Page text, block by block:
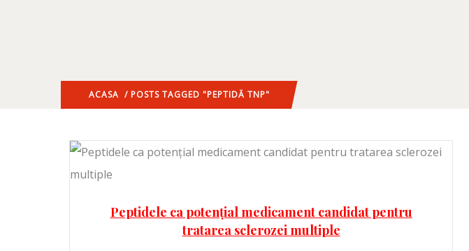
ACASA / POSTS TAGGED "PEPTIDĂ TNP"
Peptidele ca potențial medicament candidat pentru
tratarea sclerozei multiple